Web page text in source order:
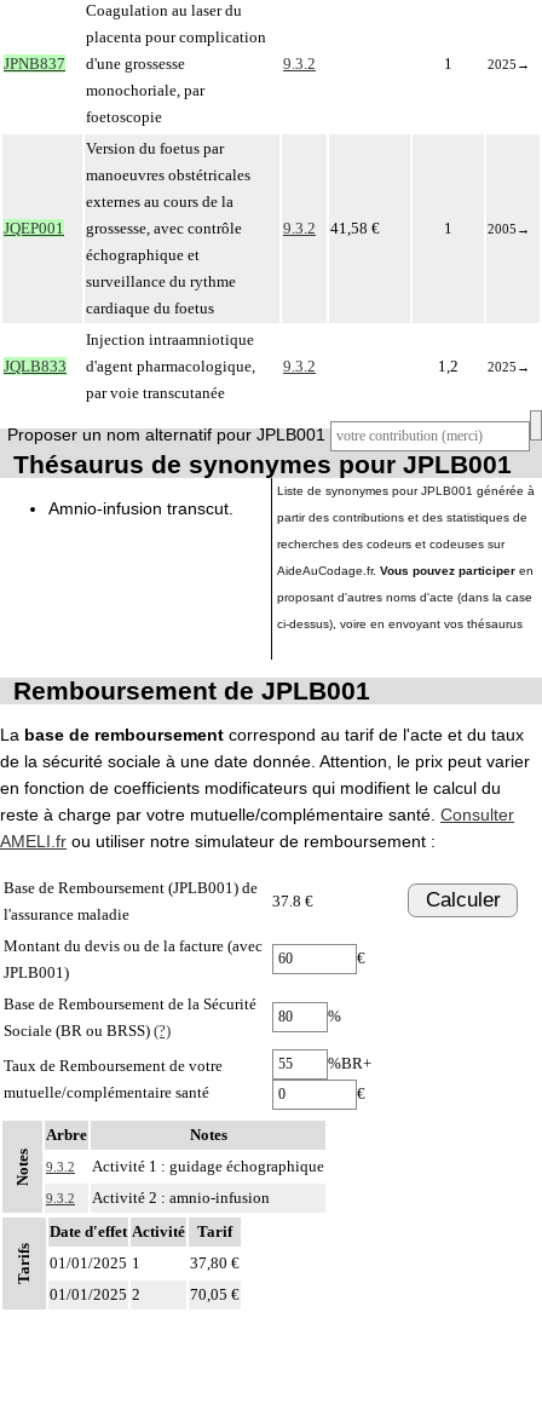
JPNB837
Coagulation au laser du
placenta pour complication
d'une grossesse
monochoriale, par
foetoscopie
9.3.2 1 2025 →
JQEP001
Version du foetus par
manoeuvres obstétricales
externes au cours de la
grossesse, avec contrôle
échographique et
surveillance du rythme
cardiaque du foetus
9.3.2 41,58 € 1 2005 →
JQLB833
Injection intraamniotique
d'agent pharmacologique,
par voie transcutanée
9.3.2 1,2 2025 →
Proposer un nom alternatif pour JPLB001
Thésaurus de synonymes pour JPLB001
Amnio-infusion transcut.
Liste de synonymes pour JPLB001 générée à
partir des contributions et des statistiques de
recherches des codeurs et codeuses sur
AideAuCodage.fr. Vous pouvez participer en
proposant d'autres noms d'acte (dans la case
ci-dessus), voire en envoyant vos thésaurus
Remboursement de JPLB001
La base de remboursement correspond au tarif de l'acte et du taux
de la sécurité sociale à une date donnée. Attention, le prix peut varier
en fonction de coefficients modificateurs qui modifient le calcul du
reste à charge par votre mutuelle/complémentaire santé. Consulter
AMELI.fr ou utiliser notre simulateur de remboursement :
Base de Remboursement (JPLB001) de
l'assurance maladie
37.8 € Calculer
Montant du devis ou de la facture (avec
JPLB001)
€
Base de Remboursement de la Sécurité
Sociale (BR ou BRSS) (?)
%
Taux de Remboursement de votre
mutuelle/complémentaire santé
%BR+
€
Notes
Arbre Notes
9.3.2 Activité 1 : guidage échographique
9.3.2 Activité 2 : amnio-infusion
Tarifs
Date d'effet Activité
Tarif
01/01/2025 1
37,80 €
01/01/2025 2 70,05 €